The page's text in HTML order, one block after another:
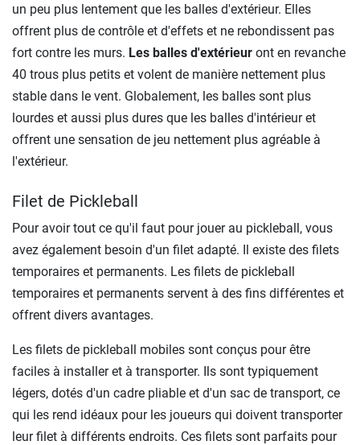
un peu plus lentement que les balles d'extérieur. Elles
offrent plus de contrôle et d'effets et ne rebondissent pas
fort contre les murs. Les balles d'extérieur ont en revanche
40 trous plus petits et volent de manière nettement plus
stable dans le vent. Globalement, les balles sont plus
lourdes et aussi plus dures que les balles d'intérieur et
offrent une sensation de jeu nettement plus agréable à
l'extérieur.
Filet de Pickleball
Pour avoir tout ce qu'il faut pour jouer au pickleball, vous
avez également besoin d'un filet adapté. Il existe des filets
temporaires et permanents. Les filets de pickleball
temporaires et permanents servent à des fins différentes et
offrent divers avantages.
Les filets de pickleball mobiles sont conçus pour être
faciles à installer et à transporter. Ils sont typiquement
légers, dotés d'un cadre pliable et d'un sac de transport, ce
qui les rend idéaux pour les joueurs qui doivent transporter
leur filet à différents endroits. Ces filets sont parfaits pour